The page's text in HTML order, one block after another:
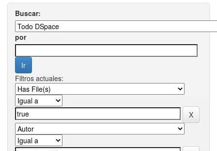
Buscar:
por
Filtros actuales: